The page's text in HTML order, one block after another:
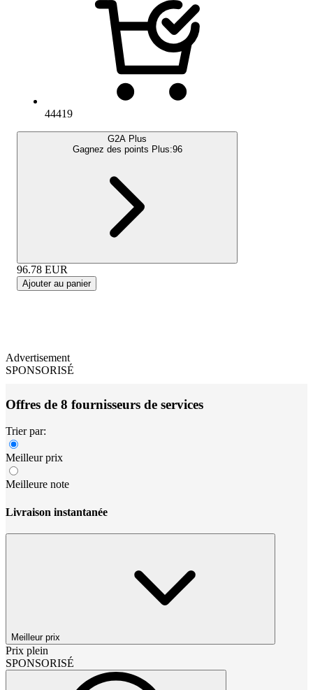
44419
G2A Plus
Gagnez des points Plus:96
96.78 EUR
Ajouter au panier
Advertisement
SPONSORISÉ
Offres de 8 fournisseurs de services
Trier par:
Meilleur prix
Meilleure note
Livraison instantanée
Meilleur prix
Prix plein
SPONSORISÉ